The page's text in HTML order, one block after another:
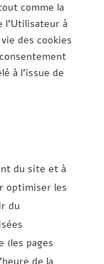
comme la
l’Utilisateur à
des cookies
à l’issue de
du site et à
optimiser les
du
(les pages